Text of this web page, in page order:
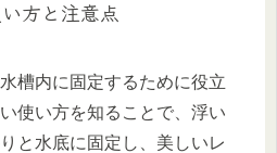
方と注意点
槽内に固定するために役立
使い方を知ることで、浮い
と水底に固定し、美しいレ